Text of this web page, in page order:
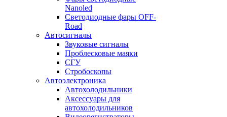
Nanoled
Светодиодные фары OFF-
Road
Автосигналы
Звуковые сигналы
Проблесковые маяки
СГУ
Стробоскопы
Автоэлектроника
Автохолодильники
Аксессуары для
автохолодильников